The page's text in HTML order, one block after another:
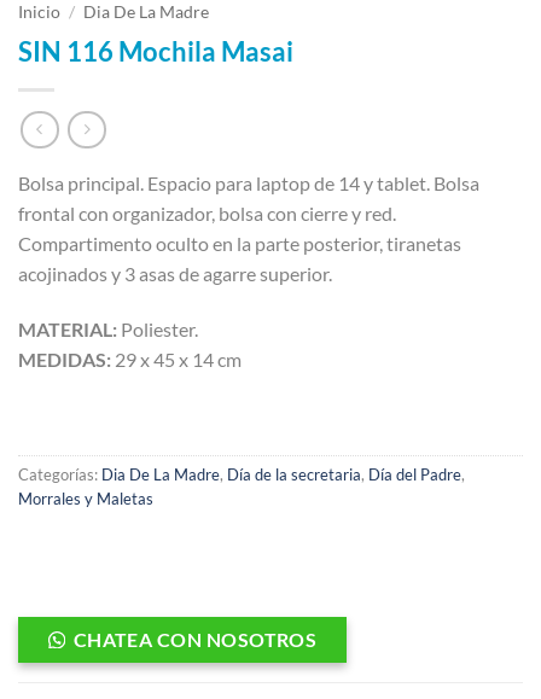
Inicio / Dia De La Madre
SIN 116 Mochila Masai
Bolsa principal. Espacio para laptop de 14 y tablet. Bolsa
frontal con organizador, bolsa con cierre y red.
Compartimento oculto en la parte posterior, tiranetas
acojinados y 3 asas de agarre superior.
MATERIAL: Poliester.
MEDIDAS: 29 x 45 x 14 cm
Categorías: Dia De La Madre, Día de la secretaria, Día del Padre,
Morrales y Maletas
CHATEA CON NOSOTROS